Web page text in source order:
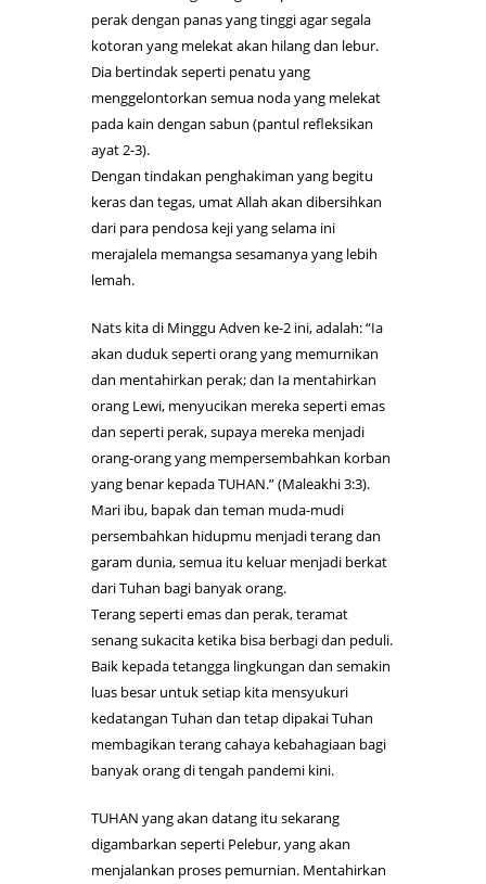
perak dengan panas yang tinggi agar segala
kotoran yang melekat akan hilang dan lebur.
Dia bertindak seperti penatu yang
menggelontorkan semua noda yang melekat
pada kain dengan sabun (pantul refleksikan
ayat 2-3).
Dengan tindakan penghakiman yang begitu
keras dan tegas, umat Allah akan dibersihkan
dari para pendosa keji yang selama ini
merajalela memangsa sesamanya yang lebih
lemah.
Nats kita di Minggu Adven ke-2 ini, adalah: “Ia
akan duduk seperti orang yang memurnikan
dan mentahirkan perak; dan Ia mentahirkan
orang Lewi, menyucikan mereka seperti emas
dan seperti perak, supaya mereka menjadi
orang-orang yang mempersembahkan korban
yang benar kepada TUHAN.” (Maleakhi 3:3).
Mari ibu, bapak dan teman muda-mudi
persembahkan hidupmu menjadi terang dan
garam dunia, semua itu keluar menjadi berkat
dari Tuhan bagi banyak orang.
Terang seperti emas dan perak, teramat
senang sukacita ketika bisa berbagi dan peduli.
Baik kepada tetangga lingkungan dan semakin
luas besar untuk setiap kita mensyukuri
kedatangan Tuhan dan tetap dipakai Tuhan
membagikan terang cahaya kebahagiaan bagi
banyak orang di tengah pandemi kini.
TUHAN yang akan datang itu sekarang
digambarkan seperti Pelebur, yang akan
menjalankan proses pemurnian. Mentahirkan